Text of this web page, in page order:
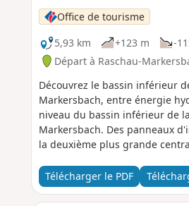
Office de tourisme
5,93 km
+123 m -
Départ à Raschau-
Découvrez le bassin inférieur
Markersbach, entre énergie
niveau du bassin inférieur de
Markersbach. Des panneaux
la deuxième plus grande
viaduc imposant attire le
aujourd’hui la conduite
travers des forêts variées
Télécharger le PDF